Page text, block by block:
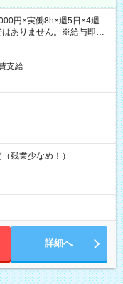
円×実働8h×週5日×4週
ありません。※給与即受
支給
残業少なめ！）
詳細へ